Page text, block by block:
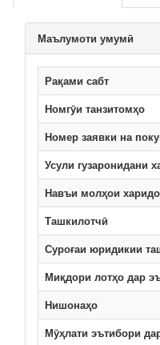
Маълумоти умумӣ
Рақами сабт
Номгӯи танзитомҳо
Номер заявки на
Усули гузаронидани
Навъи молҳои
Ташкилотчӣ
Суроғаи юридикии
Миқдори лотҳо дар
Нишонаҳо
Мӯҳлати эътибори